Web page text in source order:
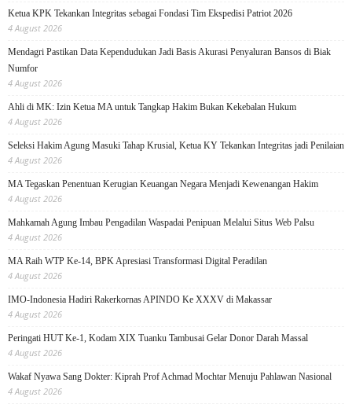
Ketua KPK Tekankan Integritas sebagai Fondasi Tim Ekspedisi Patriot 2026
4 August 2026
Mendagri Pastikan Data Kependudukan Jadi Basis Akurasi Penyaluran Bansos di Biak
Numfor
4 August 2026
Ahli di MK: Izin Ketua MA untuk Tangkap Hakim Bukan Kekebalan Hukum
4 August 2026
Seleksi Hakim Agung Masuki Tahap Krusial, Ketua KY Tekankan Integritas jadi Penilaian
4 August 2026
MA Tegaskan Penentuan Kerugian Keuangan Negara Menjadi Kewenangan Hakim
4 August 2026
Mahkamah Agung Imbau Pengadilan Waspadai Penipuan Melalui Situs Web Palsu
4 August 2026
MA Raih WTP Ke-14, BPK Apresiasi Transformasi Digital Peradilan
4 August 2026
IMO-Indonesia Hadiri Rakerkornas APINDO Ke XXXV di Makassar
4 August 2026
Peringati HUT Ke-1, Kodam XIX Tuanku Tambusai Gelar Donor Darah Massal
4 August 2026
Wakaf Nyawa Sang Dokter: Kiprah Prof Achmad Mochtar Menuju Pahlawan Nasional
4 August 2026